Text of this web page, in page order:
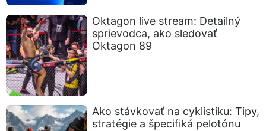
Oktagon live stream: Detailný
sprievodca, ako sledovať
Oktagon 89
Ako stávkovať na cyklistiku: Tipy,
stratégie a špecifiká pelotónu